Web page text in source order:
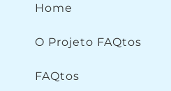
Home
O Projeto FAQtos
FAQtos